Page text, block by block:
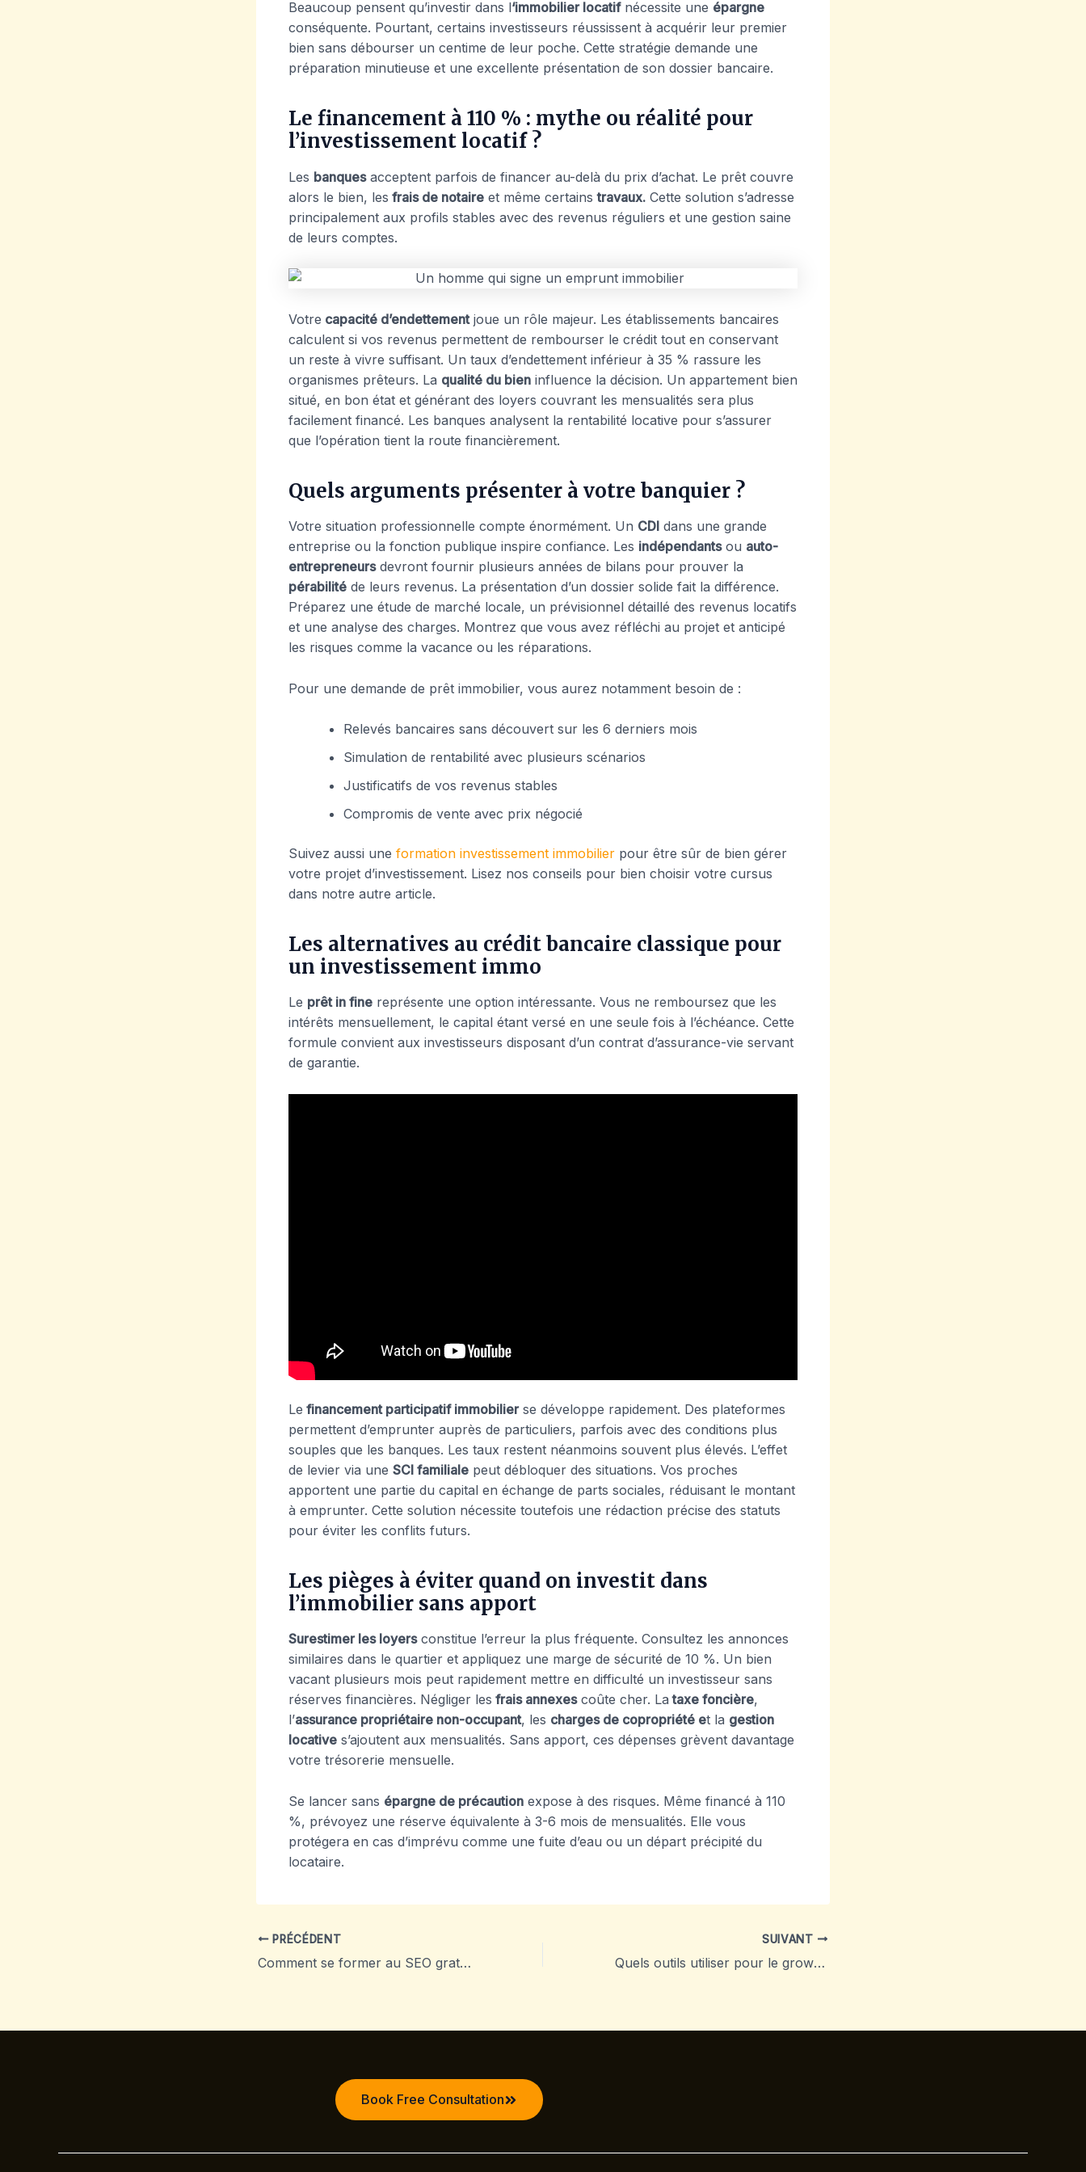
Beaucoup pensent qu’investir dans l‘immobilier locatifnécessite une épargne
conséquente. Pourtant, certains investisseurs réussissent à acquérir leur premier
bien sans débourser un centime de leur poche. Cette stratégie demande une
préparation minutieuse et une excellente présentation de son dossier bancaire.
Le financement à 110 % : mythe ou réalité pour
l’investissement locatif ?
Les banquesacceptent parfois de financer au-delà du prix d’achat. Le prêt couvre
alors le bien, les frais de notaire et même certainstravaux. Cette solution s’adresse
principalement aux profils stables avec des revenus réguliers et une gestion saine
de leurs comptes.
Votre capacité d’endettementjoue un rôle majeur. Les établissements bancaires
calculent si vos revenus permettent de rembourser le crédit tout en conservant
un reste à vivre suffisant. Un taux d’endettement inférieur à 35 % rassure les
organismes prêteurs. La qualité du bien influence la décision. Un appartement bien
situé, en bon état et générant des loyers couvrant les mensualités sera plus
facilement financé. Les banques analysent la rentabilité locative pour s’assurer
que l’opération tient la route financièrement.
Quels arguments présenter à votre banquier ?
Votre situation professionnelle compte énormément. Un CDI dans une grande
entreprise ou la fonction publique inspire confiance. Les indépendantsou auto-
entrepreneursdevront fournir plusieurs années de bilans pour prouver la
pérabilité de leurs revenus. La présentation d’un dossier solide fait la différence.
Préparez une étude de marché locale, un prévisionnel détaillé des revenus locatifs
et une analyse des charges. Montrez que vous avez réfléchi au projet et anticipé
les risques comme la vacance ou les réparations.
Pour une demande de prêt immobilier, vous aurez notamment besoin de :
Relevés bancaires sans découvert sur les 6 derniers mois
Simulation de rentabilité avec plusieurs scénarios
Justificatifs de vos revenus stables
Compromis de vente avec prix négocié
Suivez aussi une formation investissement immobilier pour être sûr de bien gérer
votre projet d’investissement. Lisez nos conseils pour bien choisir votre cursus
dans notre autre article.
Les alternatives au crédit bancaire classique pour
un investissement immo
Le prêt in fine représente une option intéressante. Vous ne remboursez que les
intérêts mensuellement, le capital étant versé en une seule fois à l’échéance. Cette
formule convient aux investisseurs disposant d’un contrat d’assurance-vie servant
de garantie.
Le financement participatif immobilierse développe rapidement. Des plateformes
permettent d’emprunter auprès de particuliers, parfois avec des conditions plus
souples que les banques. Les taux restent néanmoins souvent plus élevés. L’effet
de levier via une SCI familiale peut débloquer des situations. Vos proches
apportent une partie du capital en échange de parts sociales, réduisant le montant
à emprunter. Cette solution nécessite toutefois une rédaction précise des statuts
pour éviter les conflits futurs.
Les pièges à éviter quand on investit dans
l’immobilier sans apport
Surestimer les loyersconstitue l’erreur la plus fréquente. Consultez les annonces
similaires dans le quartier et appliquez une marge de sécurité de 10 %. Un bien
vacant plusieurs mois peut rapidement mettre en difficulté un investisseur sans
réserves financières. Négliger les frais annexescoûte cher. La taxe foncière,
l’assurance propriétaire non-occupant, les charges de copropriété et la gestion
locative s’ajoutent aux mensualités. Sans apport, ces dépenses grèvent davantage
votre trésorerie mensuelle.
Se lancer sans épargne de précaution expose à des risques. Même financé à 110
%, prévoyez une réserve équivalente à 3-6 mois de mensualités. Elle vous
protégera en cas d’imprévu comme une fuite d’eau ou un départ précipité du
locataire.
PRÉCÉDENT
Comment se former au SEO gratuitement et devenir autonome ?
SUIVANT
Quels outils utiliser pour le growth hacking ?
Book Free Consultation